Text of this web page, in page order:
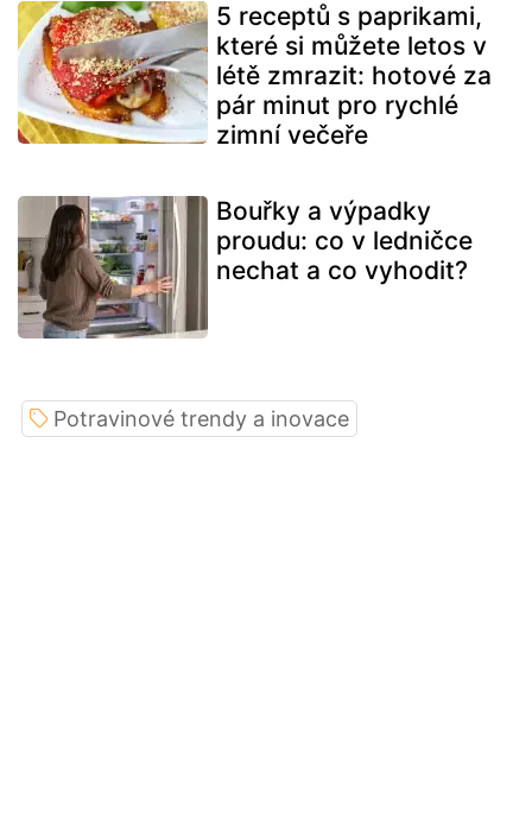
5 receptů s paprikami,
které si můžete letos v
létě zmrazit: hotové za
pár minut pro rychlé
zimní večeře
Bouřky a výpadky
proudu: co v ledničce
nechat a co vyhodit?
Potravinové trendy a inovace